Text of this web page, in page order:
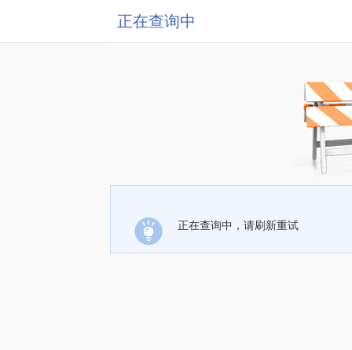
正在查询中
正在查询中，请刷新重试